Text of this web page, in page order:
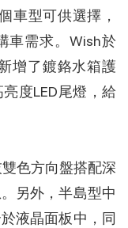
車型可供選擇，
車需求。Wish於
增了鍍鉻水箱護
度LED尾燈，給
色方向盤搭配深
另外，半島型中
液晶面板中，同